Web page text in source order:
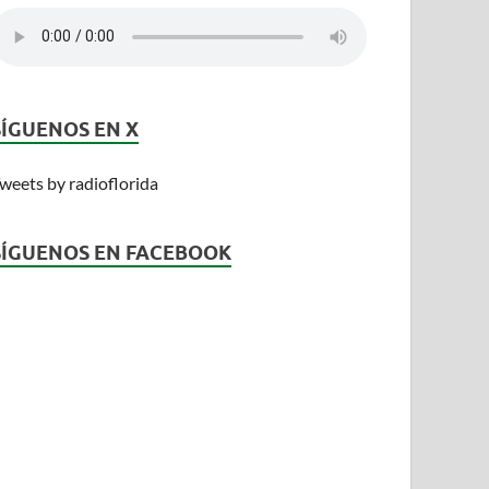
EN X
by radioflorida
EN FACEBOOK